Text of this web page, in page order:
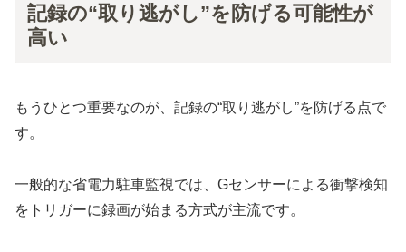
記録の“取り逃がし”を防げる可能性が
高い
もうひとつ重要なのが、記録の“取り逃がし”を防げる点で
す。
一般的な省電力駐車監視では、Gセンサーによる衝撃検知
をトリガーに録画が始まる方式が主流です。